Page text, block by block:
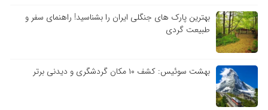
بهترین پارک های جنگلی ایران را بشناسید! راهنمای سفر و
طبیعت گردی
بهشت سوئیس: کشف ۱۰ مکان گردشگری و دیدنی برتر